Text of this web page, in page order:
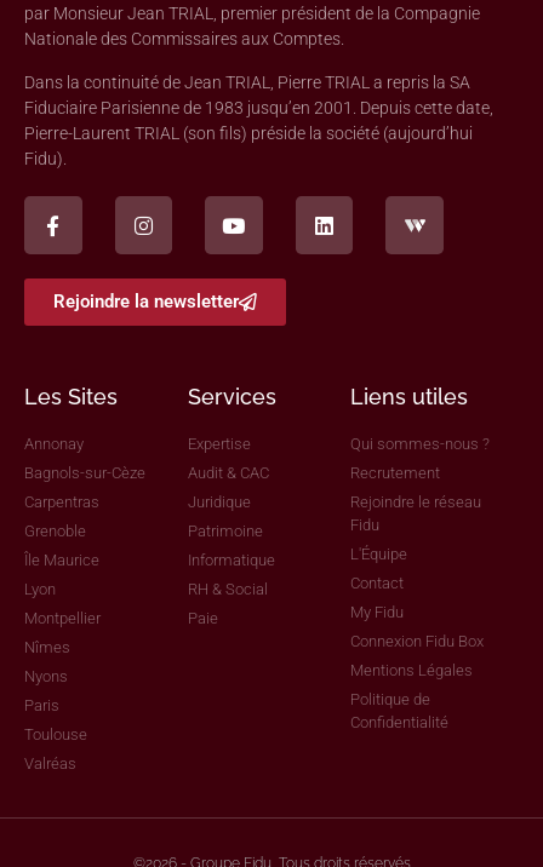
par Monsieur Jean TRIAL, premier président de la Compagnie
Nationale des Commissaires aux Comptes.
Dans la continuité de Jean TRIAL, Pierre TRIAL a repris la SA
Fiduciaire Parisienne de 1983 jusqu’en 2001. Depuis cette date,
Pierre-Laurent TRIAL (son fils) préside la société (aujourd’hui
Fidu).
Rejoindre la newsletter
Les Sites
Annonay
Bagnols-sur-Cèze
Carpentras
Grenoble
Île Maurice
Lyon
Montpellier
Nîmes
Nyons
Paris
Toulouse
Valréas
Services
Expertise
Audit & CAC
Juridique
Patrimoine
Informatique
RH & Social
Paie
Liens utiles
Qui sommes-nous ?
Recrutement
Rejoindre le réseau
Fidu
L'Équipe
Contact
My Fidu
Connexion Fidu Box
Mentions Légales
Politique de
Confidentialité
©2026 - Groupe Fidu, Tous droits réservés